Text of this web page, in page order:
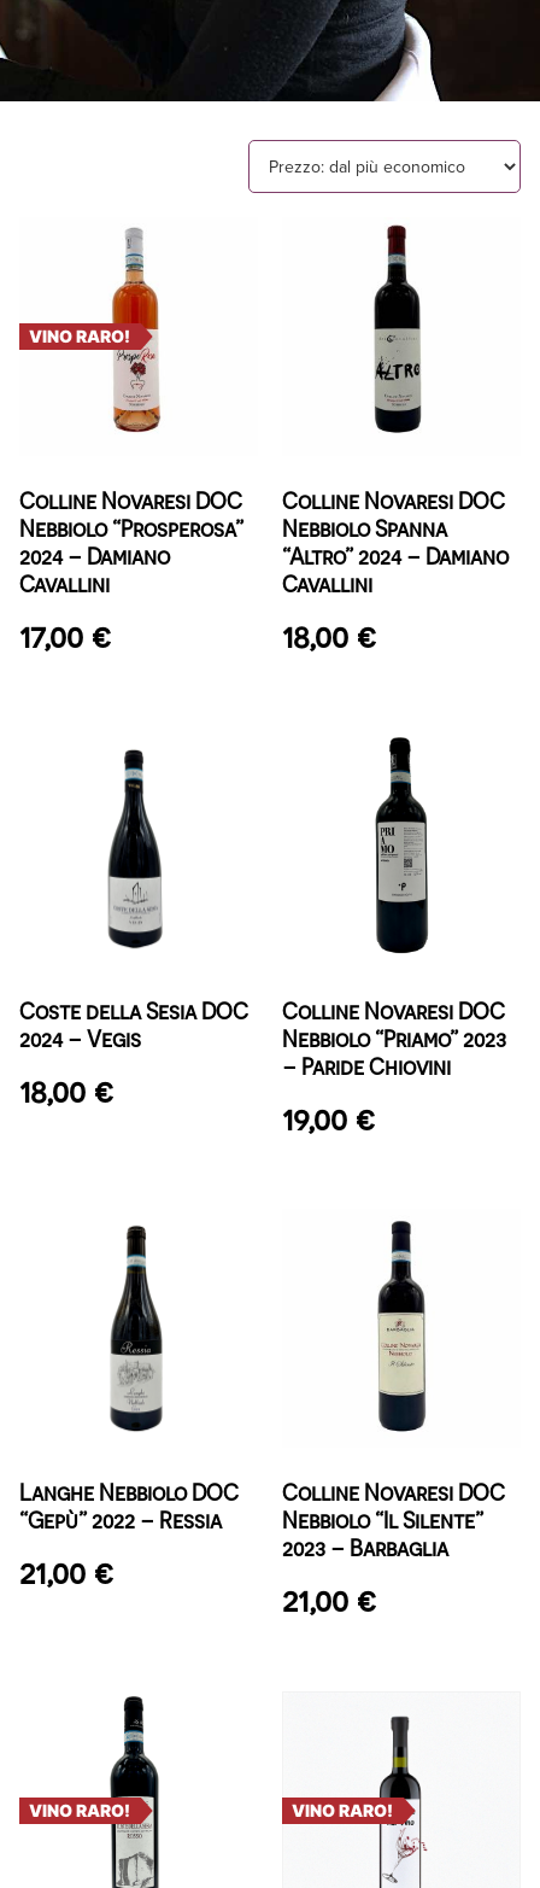
VINO RARO!
Colline Novaresi DOC
Nebbiolo “Prosperosa”
2024 – Damiano
Cavallini
17,00 €
Colline Novaresi DOC
Nebbiolo Spanna
“Altro” 2024 – Damiano
Cavallini
18,00 €
Coste della Sesia DOC
2024 – Vegis
18,00 €
Colline Novaresi DOC
Nebbiolo “Priamo” 2023
– Paride Chiovini
19,00 €
Langhe Nebbiolo DOC
“Gepù” 2022 – Ressia
21,00 €
Colline Novaresi DOC
Nebbiolo “Il Silente”
2023 – Barbaglia
21,00 €
VINO RARO! VINO RARO!